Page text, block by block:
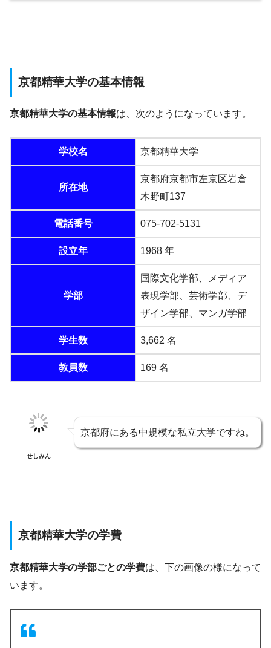
京都精華大学の基本情報
京都精華大学の基本情報は、次のようになっています。
学校名 京都精華大学
所在地
京都府京都市左京区岩倉
木野町137
電話番号 075-702-5131
設立年 1968 年
学部
国際文化学部、メディア
表現学部、芸術学部、デ
ザイン学部、マンガ学部
学生数 3,662 名
教員数 169 名
せしみん
京都府にある中規模な私立大学ですね。
京都精華大学の学費
京都精華大学の学部ごとの学費は、下の画像の様になって
います。